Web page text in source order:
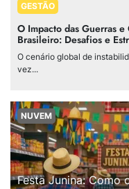
GESTÃO
O Impacto das Guerras
Brasileiro: Desafios e
O cenário global de
vez...
NUVEM
Festa Junina: Como